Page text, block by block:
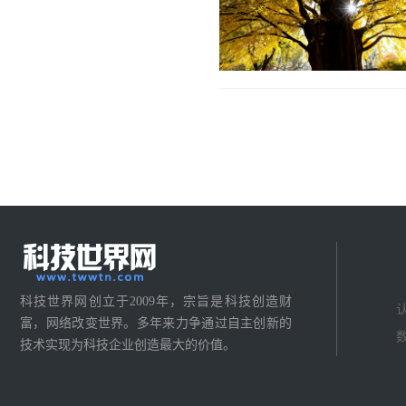
科技世界网创立于2009年，宗旨是科技创造财
富，网络改变世界。多年来力争通过自主创新的
技术实现为科技企业创造最大的价值。